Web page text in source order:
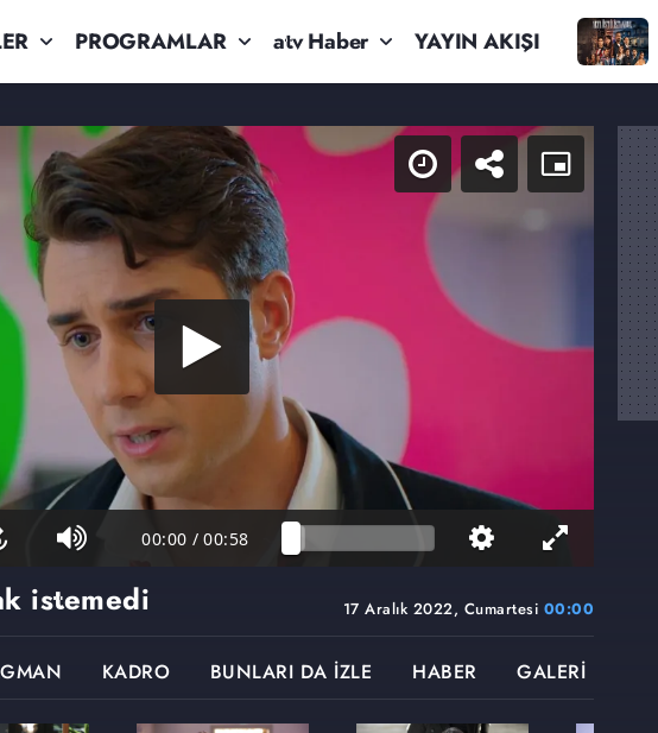
PROGRAMLAR atv Haber YAYIN AKIŞI
00:00 / 00:58
17 Aralık 2022, Cumartesi 00:00
istemedi
KADRO BUNLARI DA İZLE HABER GALERİ